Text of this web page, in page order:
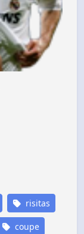
risitas
coupe